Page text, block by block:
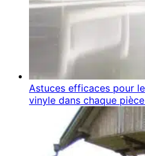
Astuces efficaces pour
vinyle dans chaque